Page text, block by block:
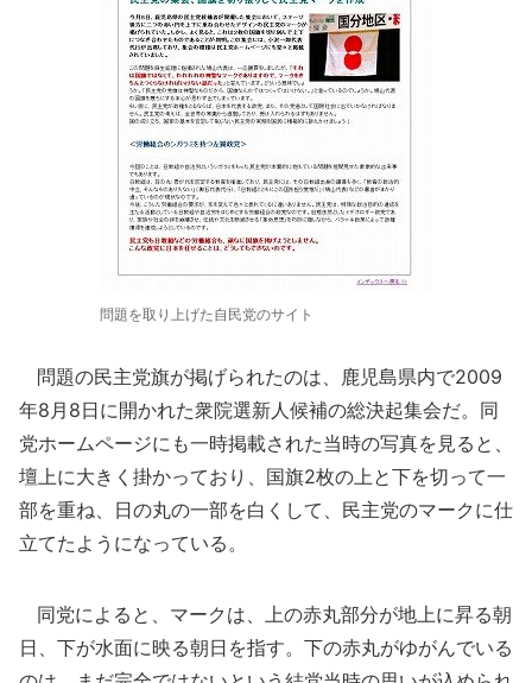
問題を取り上げた自民党のサイト
問題の民主党旗が掲げられたのは、鹿児島県内で2009
年8月8日に開かれた衆院選新人候補の総決起集会だ。同
党ホームページにも一時掲載された当時の写真を見ると、
壇上に大きく掛かっており、国旗2枚の上と下を切って一
部を重ね、日の丸の一部を白くして、民主党のマークに仕
立てたようになっている。
同党によると、マークは、上の赤丸部分が地上に昇る朝
日、下が水面に映る朝日を指す。下の赤丸がゆがんでいる